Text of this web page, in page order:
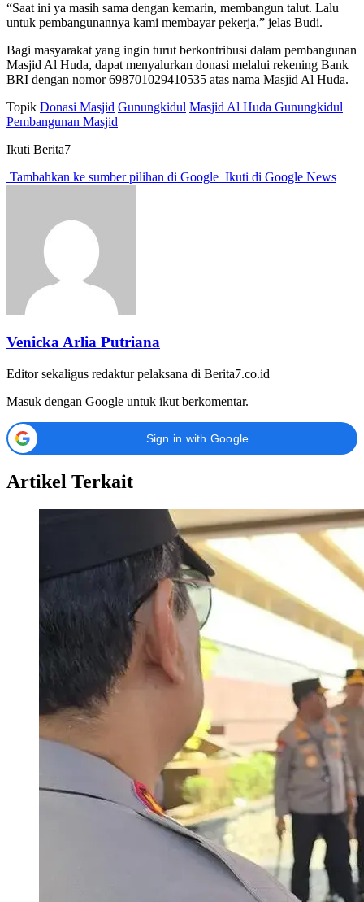
“Saat ini ya masih sama dengan kemarin, membangun talut. Lalu
untuk pembangunannya kami membayar pekerja,” jelas Budi.
Bagi masyarakat yang ingin turut berkontribusi dalam pembangunan
Masjid Al Huda, dapat menyalurkan donasi melalui rekening Bank
BRI dengan nomor 698701029410535 atas nama Masjid Al Huda.
Topik Donasi Masjid Gunungkidul Masjid Al Huda Gunungkidul
Pembangunan Masjid
Ikuti Berita7
Tambahkan ke sumber pilihan di Google Ikuti di Google News
Venicka Arlia Putriana
Editor sekaligus redaktur pelaksana di Berita7.co.id
Masuk dengan Google untuk ikut berkomentar.
Sign in with Google
Artikel Terkait